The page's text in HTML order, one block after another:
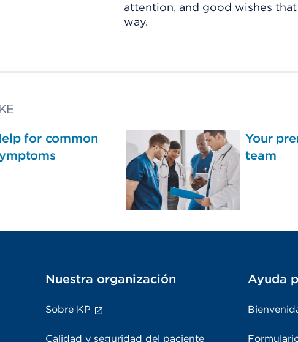
attention, and good wishes
way.
for common
Your
team
Nuestra organización
Sobre KP
Calidad y seguridad del paciente
Ayuda